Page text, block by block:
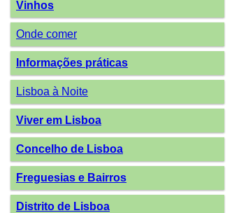
Vinhos
Onde comer
Informações práticas
Lisboa à Noite
Viver em Lisboa
Concelho de Lisboa
Freguesias e Bairros
Distrito de Lisboa